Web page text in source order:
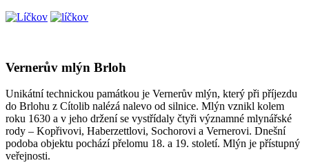
Vernerův mlýn Brloh
Unikátní technickou památkou je Vernerův mlýn, který při příjezdu
do Brlohu z Cítolib nalézá nalevo od silnice. Mlýn vznikl kolem
roku 1630 a v jeho držení se vystřídaly čtyři významné mlynářské
rody – Kopřivovi, Haberzettlovi, Sochorovi a Vernerovi. Dnešní
podoba objektu pochází přelomu 18. a 19. století. Mlýn je přístupný
veřejnosti.